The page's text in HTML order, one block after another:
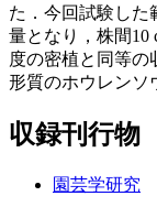
た．今回試験した
量となり，株間10
度の密植と同等の
形質のホウレンソ
収録刊行物
園芸学研究